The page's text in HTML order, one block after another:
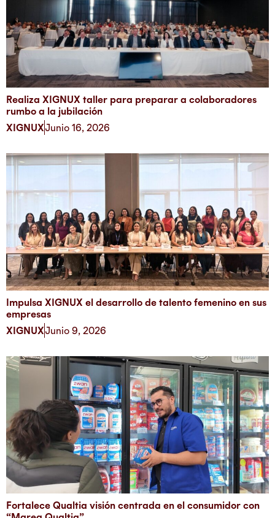
Realiza XIGNUX taller para preparar a colaboradores
rumbo a la jubilación
XIGNUXJunio 16, 2026
Impulsa XIGNUX el desarrollo de talento femenino en sus
empresas
XIGNUXJunio 9, 2026
Fortalece Qualtia visión centrada en el consumidor con